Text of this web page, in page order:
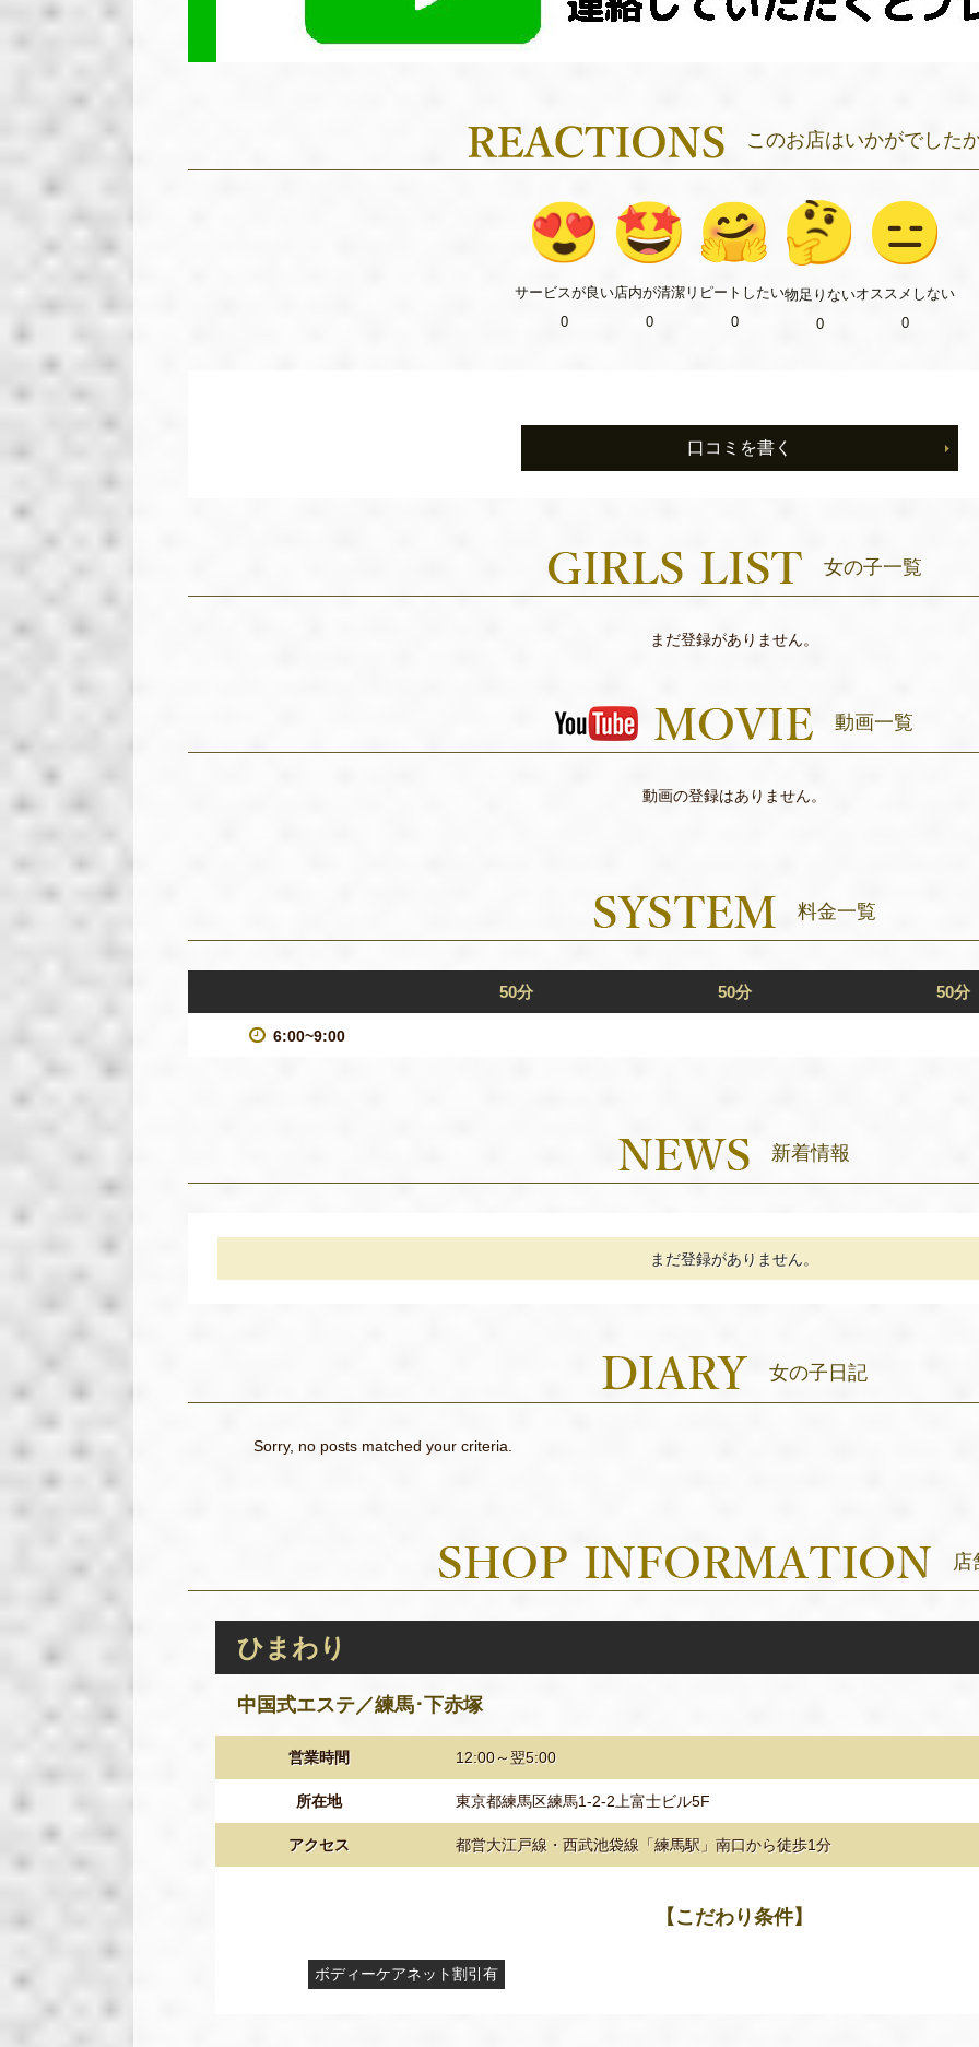
このお店はいかがでした
サービスが良い
0
店内が清潔
0
リピート したい
0
物足り ない
0
オススメ しない
0
口コミを書く
女の子一覧
まだ登録がありません。
動画一覧
動画の登録はありません。
料金一覧
50分 50分 50分
6:00~9:00
新着情報
まだ登録がありません。
女の子日記
Sorry, no posts matched your criteria.
店
ひまわり
中国式エステ／練馬･下赤塚
営業時間 12:00～翌5:00
所在地 東京都練馬区練馬1-2-2上富士ビル5F
アクセス 都営大江戸線・西武池袋線「練馬駅」南口から徒歩1分
【こだわり条件】
ボディーケアネット割引有